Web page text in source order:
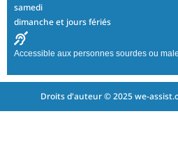
samedi
dimanche et jours fériés
Accessible aux personnes sourdes ou
Droits d'auteur © 2025 we-